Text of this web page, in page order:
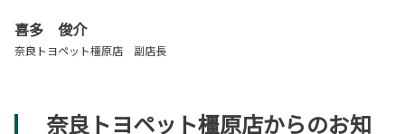
喜多 俊介
奈良トヨペット橿原店 副店長
奈良トヨペット橿原店からのお知